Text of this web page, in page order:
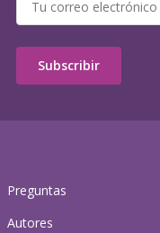
Preguntas
Autores
Subscribir